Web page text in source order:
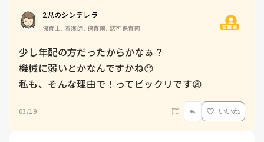
2児のシンデレラ
保育士, 看護師, 保育園, 認可保育園 質問主
少し年配の方だったからかなぁ？
機械に弱いとかなんですかね😓
私も、そんな理由で！ってビックリです😩
03/19 いいね